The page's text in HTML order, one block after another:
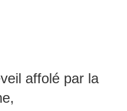
affolé par la